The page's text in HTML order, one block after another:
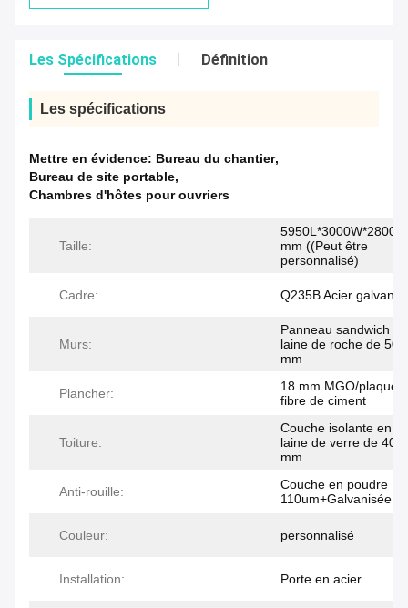
Les Spécifications Définition
Les spécifications
Mettre en évidence: Bureau du chantier,
Bureau de site portable,
Chambres d'hôtes pour ouvriers
Taille:
5950L*3000W*2800H
mm ((Peut être
personnalisé)
Cadre: Q235B Acier
Murs:
Panneau sandwich en
laine de roche de 50/
mm
Plancher:
18 mm MGO/plaque
fibre de ciment
Toiture:
Couche isolante en
laine de verre de 40
mm
Anti-rouille:
Couche en poudre
110um+Galvanisée
Couleur: personnalisé
Installation: Porte en acier